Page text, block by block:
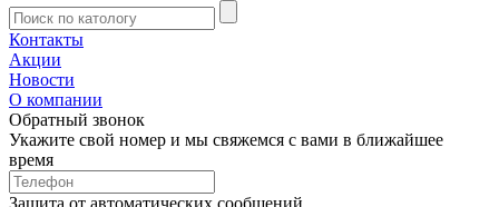
Контакты
Акции
Новости
О компании
Обратный звонок
Укажите свой номер и мы свяжемся с вами в ближайшее
время
Защита от автоматических сообщений